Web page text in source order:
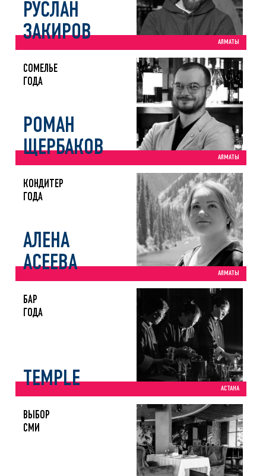
АЛМАТЫ
РУСЛАН
ЗАКИРОВ
АЛМАТЫ
СОМЕЛЬЕ
ГОДА
РОМАН
ЩЕРБАКОВ
АЛМАТЫ
КОНДИТЕР
ГОДА
АЛЕНА
АСЕЕВА
АСТАНА
БАР
ГОДА
TEMPLE
ВЫБОР
СМИ